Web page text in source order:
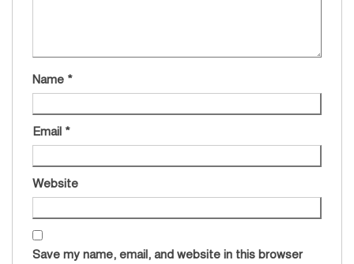
Name *
Email *
Website
Save my name, email, and website in this browser